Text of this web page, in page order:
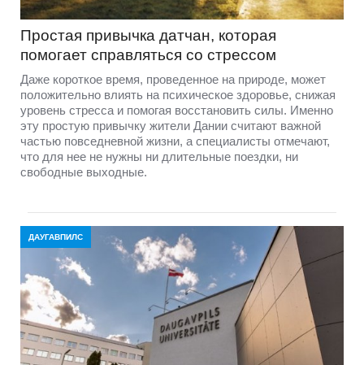
Простая привычка датчан, которая
помогает справляться со стрессом
Даже короткое время, проведенное на природе, может
положительно влиять на психическое здоровье, снижая
уровень стресса и помогая восстановить силы. Именно
эту простую привычку жители Дании считают важной
частью повседневной жизни, а специалисты отмечают,
что для нее не нужны ни длительные поездки, ни
свободные выходные.
ДАУГАВПИЛС